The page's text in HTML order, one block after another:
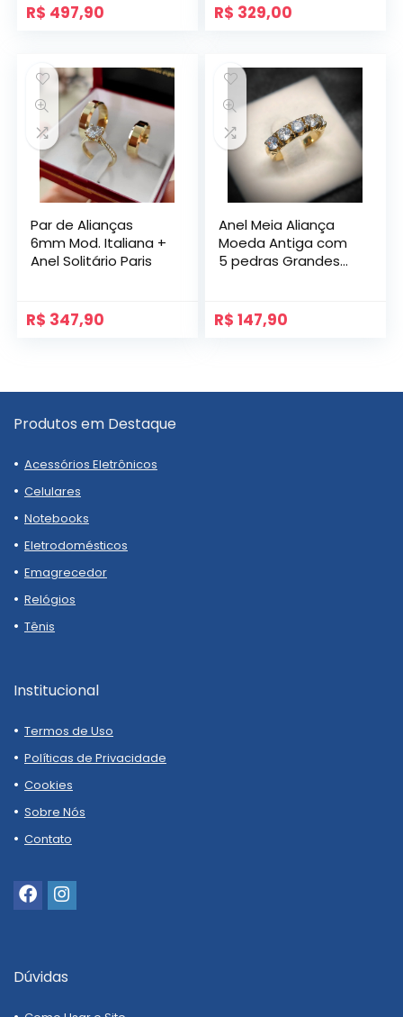
R$ 497,90 R$ 329,00
Par de Alianças
6mm Mod. Italiana +
Anel Solitário Paris
R$ 347,90
Anel Meia Aliança
Moeda Antiga com
5 pedras Grandes
R$ 147,90
Produtos em Destaque
Acessórios Eletrônicos
Celulares
Notebooks
Eletrodomésticos
Emagrecedor
Relógios
Tênis
Institucional
Termos de Uso
Políticas de Privacidade
Cookies
Sobre Nós
Contato
Dúvidas